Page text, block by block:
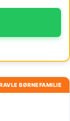
BØRNEFAMILIE